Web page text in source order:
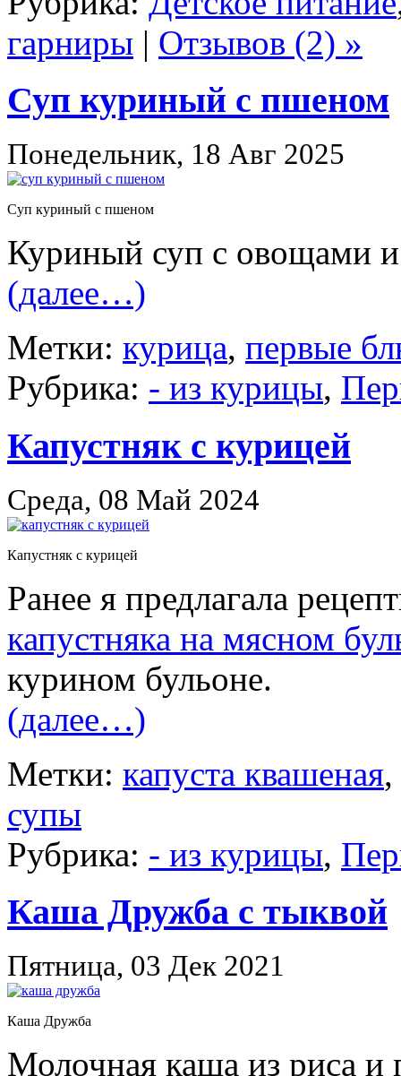
гарниры | Отзывов (2) »
Суп куриный с пшеном
Понедельник, 18 Авг 2025
Суп куриный с пшеном
Куриный суп с овощами
(далее…)
Метки: курица, первые
Рубрика: - из курицы,
Капустняк с курицей
Среда, 08 Май 2024
Капустняк с курицей
Ранее я предлагала
капустняка на мясном
курином бульоне.
(далее…)
Метки: капуста квашеная,
супы
Рубрика: - из курицы,
Каша Дружба с тыквой
Пятница, 03 Дек 2021
Каша Дружба
Молочная каша из риса